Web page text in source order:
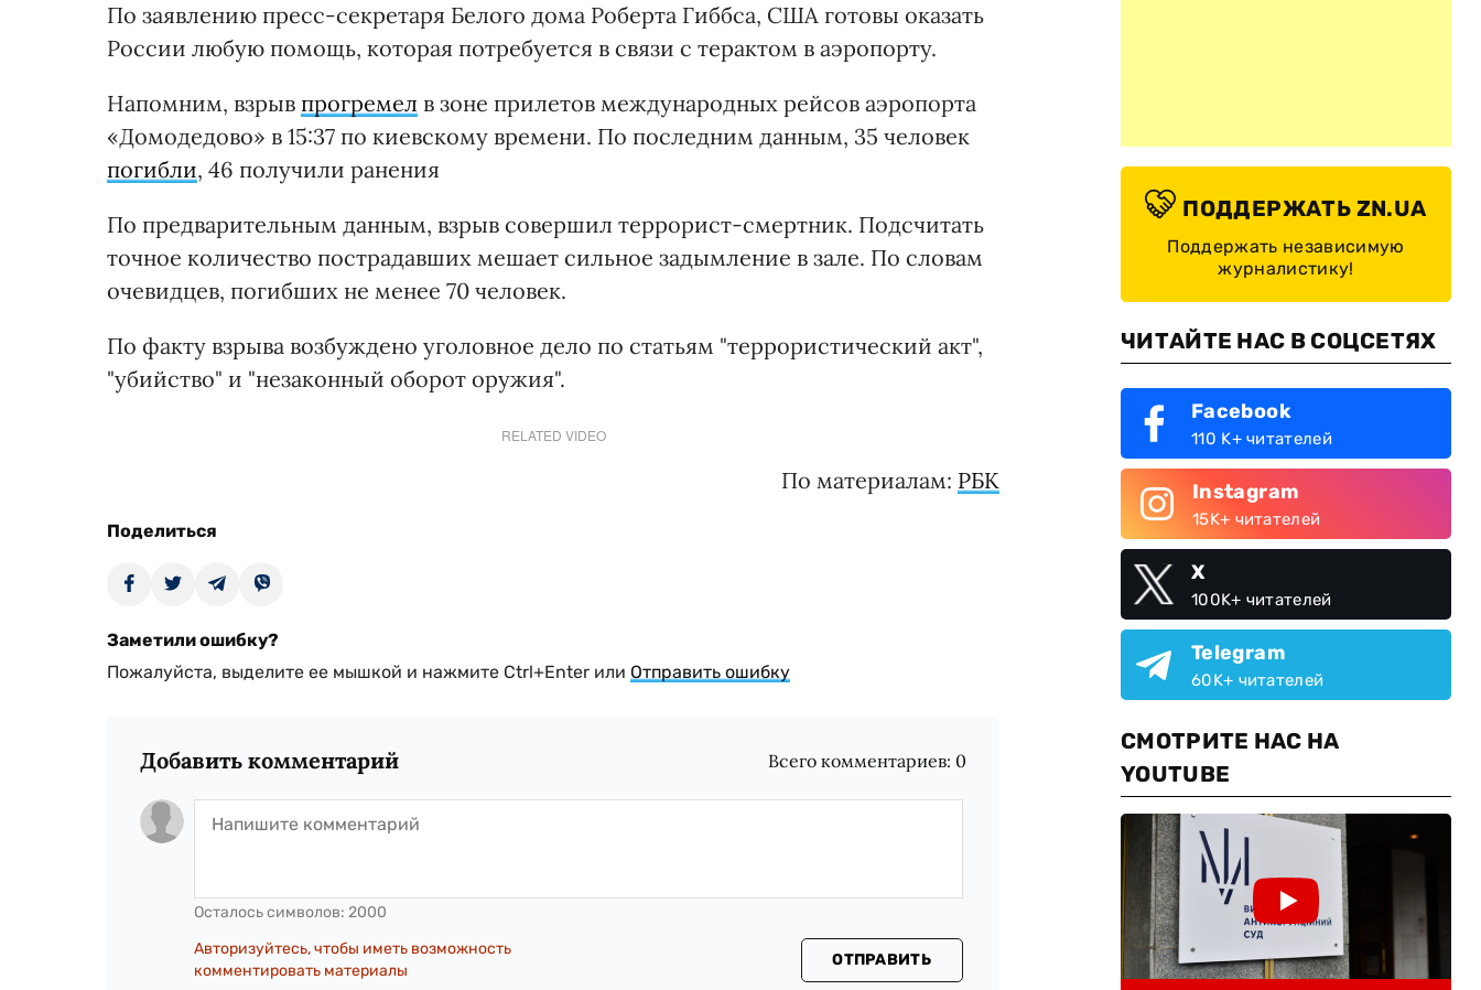
По заявлению пресс-секретаря Белого дома Роберта Гиббса, США готовы оказать
России любую помощь, которая потребуется в связи с терактом в аэропорту.
Напомним, взрыв прогремел в зоне прилетов международных рейсов аэропорта
«Домодедово» в 15:37 по киевскому времени. По последним данным, 35 человек
погибли, 46 получили ранения
По предварительным данным, взрыв совершил террорист-смертник. Подсчитать
точное количество пострадавших мешает сильное задымление в зале. По словам
очевидцев, погибших не менее 70 человек.
По факту взрыва возбуждено уголовное дело по статьям "террористический акт",
"убийство" и "незаконный оборот оружия".
RELATED VIDEO
По материалам: РБК
Поделиться
Заметили ошибку?
Пожалуйста, выделите ее мышкой и нажмите Ctrl+Enter или Отправить ошибку
Добавить комментарий Всего комментариев: 0
Осталось символов: 2000
Авторизуйтесь, чтобы иметь возможность
комментировать материалы
ОТПРАВИТЬ
ПОДДЕРЖАТЬ ZN.UA
Поддержать независимую
журналистику!
ЧИТАЙТЕ НАС В СОЦСЕТЯХ
Facebook
110 K+ читателей
Instagram
15K+ читателей
X
100K+ читателей
Telegram
60K+ читателей
СМОТРИТЕ НАС НА
YOUTUBE